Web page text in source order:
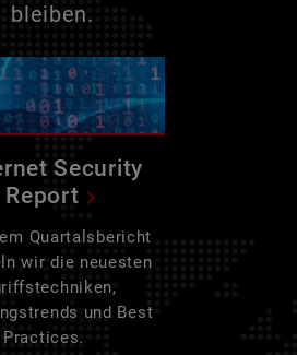
bleiben.
Security
Report
Quartalsbericht
wir die neuesten
und Best
Practices.